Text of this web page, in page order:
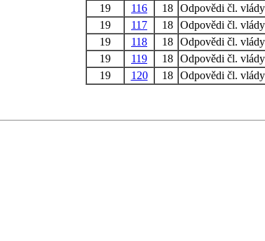
19
116 18 Odpovědi čl.
19
117 18 Odpovědi čl.
19
118 18 Odpovědi čl.
19
119 18 Odpovědi čl.
19
120 18 Odpovědi čl.